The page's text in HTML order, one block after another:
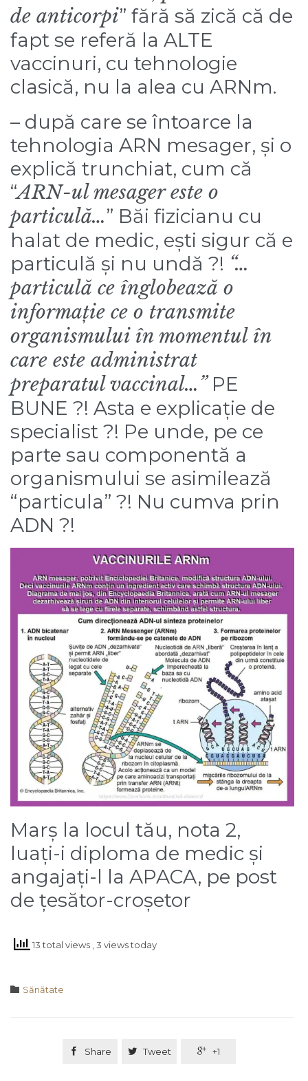
de anticorpi” fără să zică că de
fapt se referă la ALTE
vaccinuri, cu tehnologie
clasică, nu la alea cu ARNm.
– după care se întoarce la
tehnologia ARN mesager, și o
explică trunchiat, cum că
“ARN-ul mesager este o
particulă…” Băi fizicianu cu
halat de medic, ești sigur că e
particulă și nu undă ?! “…
particulă ce înglobează o
informație ce o transmite
organismului în momentul în
care este administrat
preparatul vaccinal…”PE
BUNE ?! Asta e explicație de
specialist ?! Pe unde, pe ce
parte sau componentă a
organismului se asimilează
“particula” ?! Nu cumva prin
ADN ?!
Marș la locul tău, nota 2,
luați-i diploma de medic și
angajați-l la APACA, pe post
de țesător-croșetor
13 total views , 3 views today
 Category
Sănătate
 Share  Tweet  +1